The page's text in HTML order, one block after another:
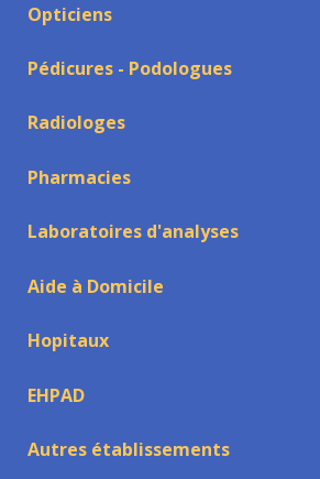
Opticiens
Pédicures - Podologues
Radiologes
Pharmacies
Laboratoires d'analyses
Aide à Domicile
Hopitaux
EHPAD
Autres établissements